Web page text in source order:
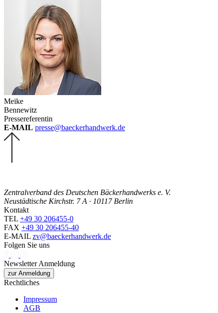
Meike
Bennewitz
Pressereferentin
E-MAIL presse@baeckerhandwerk.de
Zentralverband des Deutschen Bäckerhandwerks e. V.
Neustädtische Kirchstr. 7 A · 10117 Berlin
Kontakt
TEL +49 30 206455-0
FAX +49 30 206455-40
E-MAIL zv@baeckerhandwerk.de
Folgen Sie uns
Newsletter Anmeldung
zur Anmeldung
Rechtliches
Impressum
AGB